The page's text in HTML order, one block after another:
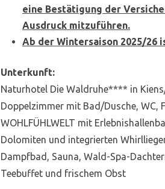
eine Bestätigung der
Ausdruck mitzuführen.
Ab der Wintersaison 2025/26
Unterkunft:
Naturhotel Die Waldruhe**** in
Doppelzimmer mit Bad/Dusche, WC,
WOHLFÜHLWELT mit
Dolomiten und integrierten
Dampfbad, Sauna, Wald-Spa-
Teebuffet und frischem Obst